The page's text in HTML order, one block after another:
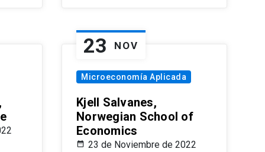
23 NOV
Microeconomía Aplicada
Kjell Salvanes,
Norwegian School of
Economics
23 de Noviembre de 2022